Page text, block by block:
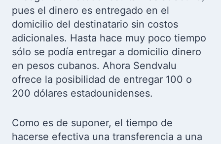
pues el dinero es entregado en el
domicilio del destinatario sin costos
adicionales. Hasta hace muy poco tiempo
sólo se podía entregar a domicilio dinero
en pesos cubanos. Ahora Sendvalu
ofrece la posibilidad de entregar 100 o
200 dólares estadounidenses.
Como es de suponer, el tiempo de
hacerse efectiva una transferencia a una